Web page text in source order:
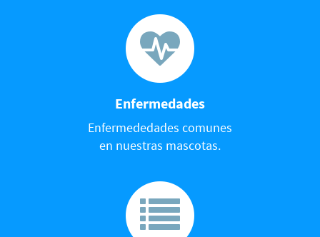
Enfermedades
Enfermededades comunes
en nuestras mascotas.